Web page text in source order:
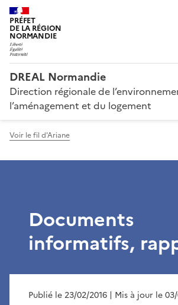
PRÉFET
DE LA RÉGION
NORMANDIE
DREAL Normandie
Direction régionale de
l’aménagement et du logement
Voir le fil d'Ariane
Documents
informatifs,
Publié le 23/02/2016 | Mis à jour le